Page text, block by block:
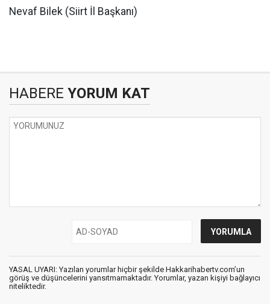
Nevaf Bilek (Siirt İl Başkanı)
HABERE YORUM KAT
YASAL UYARI: Yazılan yorumlar hiçbir şekilde Hakkarihabertv.com’un
görüş ve düşüncelerini yansıtmamaktadır. Yorumlar, yazan kişiyi bağlayıcı
niteliktedir.